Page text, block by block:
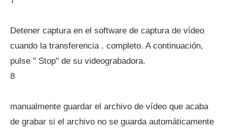
Detener captura en el software de captura de vídeo
cuando la transferencia . completo. A continuación,
pulse " Stop" de su videograbadora.
8
manualmente guardar el archivo de vídeo que acaba
de grabar si el archivo no se guarda automáticamente